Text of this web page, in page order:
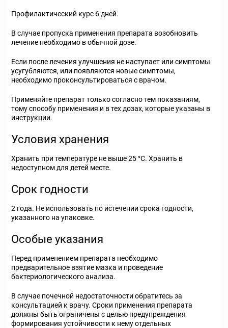
Профилактический курс 6 дней.
В случае пропуска применения препарата возобновить
лечение необходимо в обычной дозе.
Если после лечения улучшения не наступает или симптомы
усугубляются, или появляются новые симптомы,
необходимо проконсультироваться с врачом.
Применяйте препарат только согласно тем показаниям,
тому способу применения и в тех дозах, которые указаны в
инструкции.
Условия хранения
Хранить при температуре не выше 25 °С. Хранить в
недоступном для детей месте.
Срок годности
2 года. Не использовать по истечении срока годности,
указанного на упаковке.
Особые указания
Перед применением препарата необходимо
предварительное взятие мазка и проведение
бактериологического анализа.
В случае почечной недостаточности обратитесь за
консультацией к врачу. Сроки применения препарата
должны быть ограничены с целью предупреждения
формирования устойчивости к нему отдельных